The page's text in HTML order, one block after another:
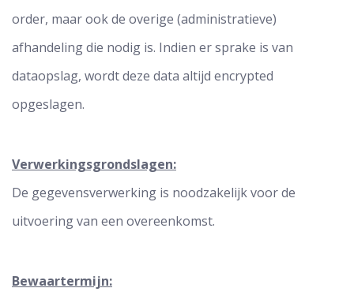
order, maar ook de overige (administratieve)
afhandeling die nodig is. Indien er sprake is van
dataopslag, wordt deze data altijd encrypted
opgeslagen.
Verwerkingsgrondslagen:
De gegevensverwerking is noodzakelijk voor de
uitvoering van een overeenkomst.
Bewaartermijn: